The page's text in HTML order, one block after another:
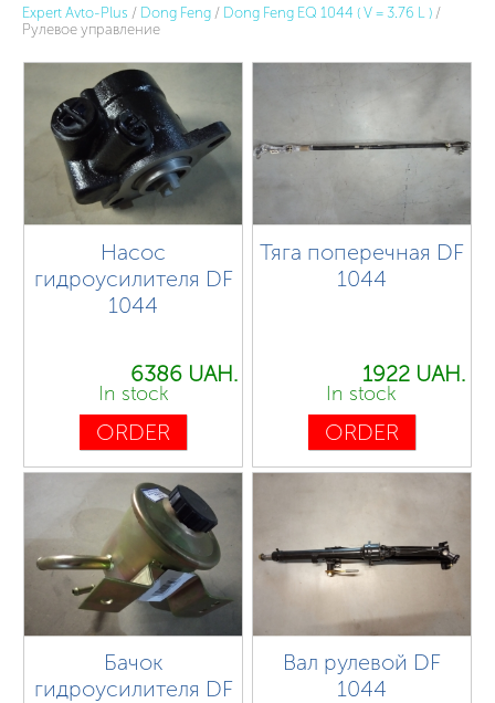
Expert Avto-Plus / Dong Feng / Dong Feng EQ 1044 ( V = 3.76 L ) /
Рулевое управление
Насос
гидроусилителя DF
1044
6386 UAH.
In stock
ORDER
Тяга поперечная DF
1044
1922 UAH.
In stock
ORDER
Бачок
гидроусилителя DF
Вал рулевой DF
1044